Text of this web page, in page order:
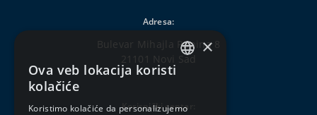
Adresa:
Bulevar Mihajla Pupina 8
21101 Novi Sad
Korisnički centar:
×
Ova veb lokacija koristi
kolačiće
Koristimo kolačiće da personalizujemo